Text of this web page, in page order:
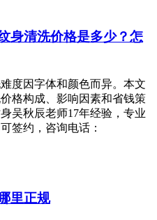
身清洗价格是多少？怎
度因字体和颜色而异。本文
格构成、影响因素和省钱策
吴秋辰老师17年经验，专业
签约，咨询电话：
里正规